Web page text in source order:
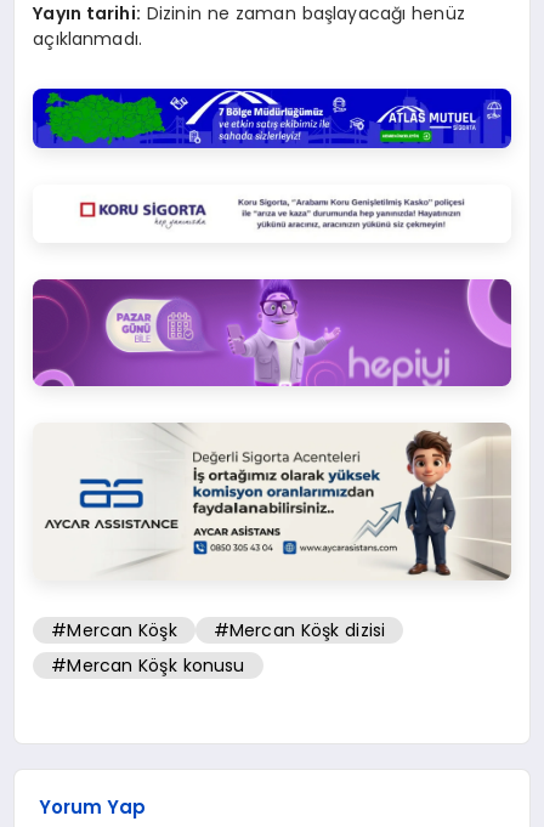
Yayın tarihi: Dizinin ne zaman başlayacağı henüz
açıklanmadı.
#Mercan Köşk
#Mercan Köşk dizisi
#Mercan Köşk konusu
Yorum Yap